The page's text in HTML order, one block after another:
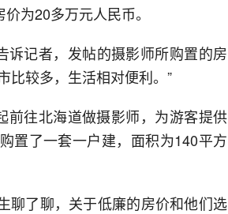
为20多万元人民币。
诉记者，发帖的摄影师所购置的房
比较多，生活相对便利。”
前往北海道做摄影师，为游客提供
置了一套一户建，面积为140平方
聊了聊，关于低廉的房价和他们选